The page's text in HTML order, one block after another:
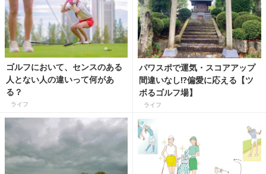
ゴルフにおいて、センスのある
人とない人の違いって何があ
る？
ライフ
パワスポで運気・スコアアップ
間違いなし!?偏愛に応える【ツ
ボるゴルフ場】
ライフ